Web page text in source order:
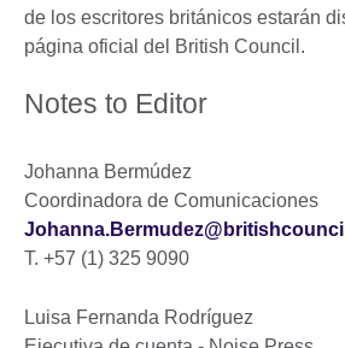
de los escritores británicos estarán
página oficial del British Council.
Notes to Editor
Johanna Bermúdez
Coordinadora de Comunicaciones
T. +57 (1) 325 9090
Luisa Fernanda Rodríguez